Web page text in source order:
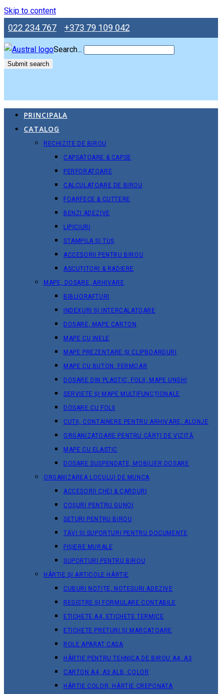
Skip to content
022 234 767 +373 79 109 042
Search...
Submit search
PRINCIPALA
CATALOG
RECHIZITE DE BIROU
CAPSATOARE & CAPSE
PERFORATOARE
CALCULATOARE DE BIROU
FOARFECE & CUTTERE
BENZI ADEZIVE
LIPICIURI
STAMPILA ȘI TUȘ
ACCESORII PENTRU BIROU
ASCUȚITORI & RADIERE
MAPE, DOSARE, ARHIVARE
BIBLIORAFTURI
INDEXURI ȘI INTERCALATOARE
DOSARE, MAPE CARTON
MAPE CU INELE
MAPE PREZENTARE ȘI CLIPBOARDURI
MAPE CU BUTON, FERMOAR
DOSARE DIN PLASTIC, FOLII, MAPE UNGHI
SERVIETE ȘI MAPE MULTIFUNCȚIONALE
DOSARE CU FOLII
CUTII, CONTAINERE PENTRU ARHIVARE, ALONJE
ORGANIZATOARE PENTRU CĂRȚI DE VIZITĂ
MAPE CU ELASTIC
DOSARE SUSPENDATE, MOBILIER DOSARE
ORGANIZAREA LOCULUI DE MUNCA
ACCESORII CHEI & СARDURI
COȘURI PENTRU GUNOI
SETURI PENTRU BIROU
TĂVI ȘI SUPORTURI PENTRU DOCUMENTE
FIȘIERE MURALE
SUPORTURI PENTRU BIROU
HÂRTIE ȘI ARTICOLE HÂRTIE
CUBURI NOTIȚE, NOTESURI ADEZIVE
REGISTRE ȘI FORMULARE CONTABILE
ETICHETE A4, ETICHETE TERMICE
ETICHETE PRETURI ȘI MARCATOARE
ROLE APARAT CASA
HÂRTIE PENTRU TEHNICA DE BIROU A4, A3
CARTON A4, A3 ALB, COLOR
HÂRTIE COLOR, HÂRTIE CREPONATA